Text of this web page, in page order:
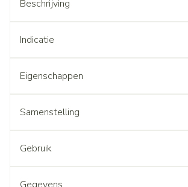
Beschrijving
Indicatie
Eigenschappen
Samenstelling
Gebruik